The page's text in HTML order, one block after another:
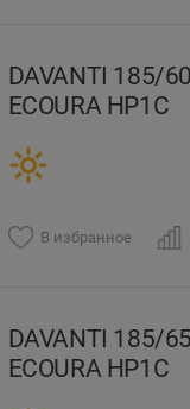
DAVANTI 185/
ECOURA HP1C
В избранное
DAVANTI 185/
ECOURA HP1C